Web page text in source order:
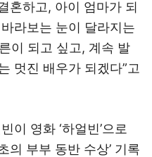
혼하고, 아이 엄마가 되
라보는 눈이 달라지는
이 되고 싶고, 계속 발
멋진 배우가 되겠다”고
이 영화 ‘하얼빈’으로
의 부부 동반 수상’ 기록